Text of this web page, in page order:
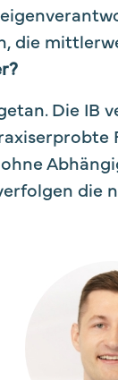
die
Die IB
die